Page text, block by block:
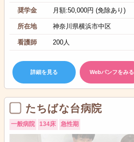
奨学金 月額:50,000円 (免除あり)
所在地 神奈川県横浜市中区
看護師 200人
詳細を見る Webパンフをみる
たちばな台病院
一般病院 134床 急性期